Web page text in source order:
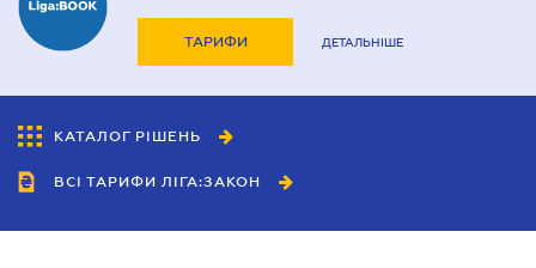
ТАРИФИ ДЕТАЛЬНІШЕ
КАТАЛОГ РІШЕНЬ
ВСІ ТАРИФИ ЛІГА:ЗАКОН